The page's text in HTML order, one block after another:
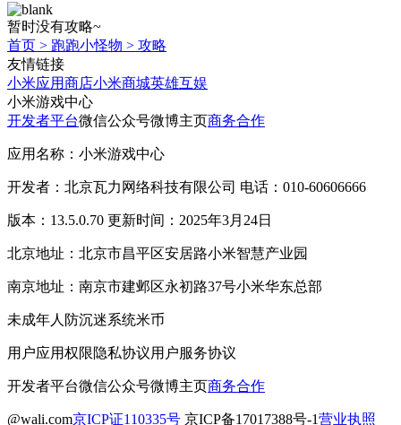
暂时没有攻略~
首页 > 跑跑小怪物 > 攻略
友情链接
小米应用商店小米商城英雄互娱
小米游戏中心
开发者平台微信公众号微博主页商务合作
应用名称：小米游戏中心
开发者：北京瓦力网络科技有限公司 电话：010-60606666
版本：13.5.0.70 更新时间：2025年3月24日
北京地址：北京市昌平区安居路小米智慧产业园
南京地址：南京市建邺区永初路37号小米华东总部
未成年人防沉迷系统米币
用户应用权限隐私协议用户服务协议
开发者平台微信公众号微博主页商务合作
@wali.com京ICP证110335号 京ICP备17017388号-1营业执照